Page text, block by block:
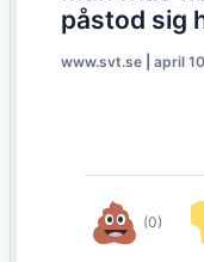
påstod sig
www.svt.se april
(0)